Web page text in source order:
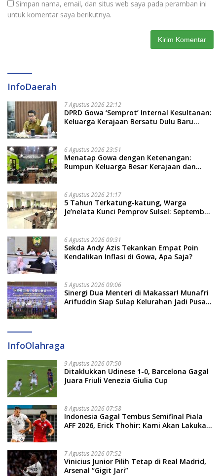
Simpan nama, email, dan situs web saya pada peramban ini
untuk komentar saya berikutnya.
InfoDaerah
7 Agustus 2026 22:12
DPRD Gowa ‘Semprot’ Internal Kesultanan:
Keluarga Kerajaan Bersatu Dulu Baru
6 Agustus 2026 23:51
Menatap Gowa dengan Ketenangan:
Rumpun Keluarga Besar Kerajaan dan
Soal Adat dan Adab
6 Agustus 2026 21:17
5 Tahun Terkatung-katung, Warga
Je’nelata Kunci Pemprov Sulsel: September
6 Agustus 2026 09:31
Sekda Andy Azis Tekankan Empat Poin
Kendalikan Inflasi di Gowa, Apa Saja?
5 Agustus 2026 09:06
Sinergi Dua Menteri di Makassar! Munafri
Arifuddin Siap Sulap Kelurahan Jadi Pusat
InfoOlahraga
9 Agustus 2026 07:50
Ditaklukkan Udinese 1-0, Barcelona Gagal
Juara Friuli Venezia Giulia Cup
8 Agustus 2026 07:58
Indonesia Gagal Tembus Semifinal Piala
AFF 2026, Erick Thohir: Kami Akan Lakukan
7 Agustus 2026 07:52
Vinicius Junior Pilih Tetap di Real Madrid,
Arsenal “Gigit Jari”